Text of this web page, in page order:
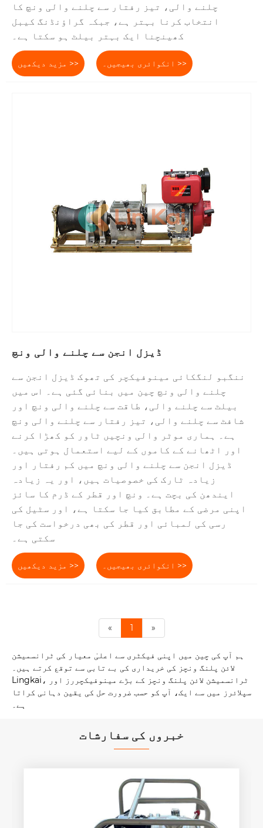
چلنے والی، تیز رفتار سے چلنے والی ونچ کا
انتخاب کرنا بہتر ہے، جبکہ گراؤنڈنگ کیبل
کھینچنا ایک بہتر بیلٹ ہو سکتا ہے۔
مزید دیکھیں >> انکوائری بھیجیں۔ >>
ڈیزل انجن سے چلنے والی ونچ
ننگبو لنگکائی مینوفیکچر کی تھوک ڈیزل انجن سے
چلنے والی ونچ چین میں بنائی گئی ہے۔ اس میں
بیلٹ سے چلنے والی، طاقت سے چلنے والی ونچ اور
شافٹ سے چلنے والی، تیز رفتار سے چلنے والی ونچ
ہے۔ ہماری موٹر والی ونچیں ٹاور کو کھڑا کرنے
اور اٹھانے کے کاموں کے لیے استعمال ہوتی ہیں۔
ڈیزل انجن سے چلنے والی ونچ میں کم رفتار اور
زیادہ ٹارک کی خصوصیات ہیں، اور یہ زیادہ
ایندھن کی بچت ہے۔ ونچ اور قطر کے ڈرم کا سائز
اپنی مرضی کے مطابق کیا جا سکتا ہے، اور سٹیل کی
رسی کی لمبائی اور قطر کی بھی درخواست کی جا
سکتی ہے۔
مزید دیکھیں >> انکوائری بھیجیں۔ >>
« 1 »
ہم آپ کی چین میں اپنی فیکٹری سے اعلیٰ معیار کی ٹرانسمیشن
لائن پلنگ ونچز کی خریداری کی بے تابی سے توقع کرتے ہیں۔
Lingkai، ٹرانسمیشن لائن پلنگ ونچز کے بڑے مینوفیکچررز اور
سپلائرز میں سے ایک، آپ کو حسب ضرورت حل کی یقین دہانی کراتا
ہے۔
خبروں کی سفارشات